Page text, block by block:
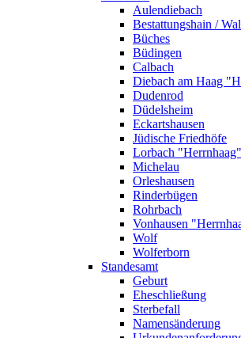
Aulendiebach
Bestattungshain /
Büches
Büdingen
Calbach
Diebach am Haag
Dudenrod
Düdelsheim
Eckartshausen
Jüdische Friedhöfe
Lorbach "Herrnhaag"
Michelau
Orleshausen
Rinderbügen
Rohrbach
Vonhausen
Wolf
Wolferborn
Standesamt
Geburt
Eheschließung
Sterbefall
Namensänderung